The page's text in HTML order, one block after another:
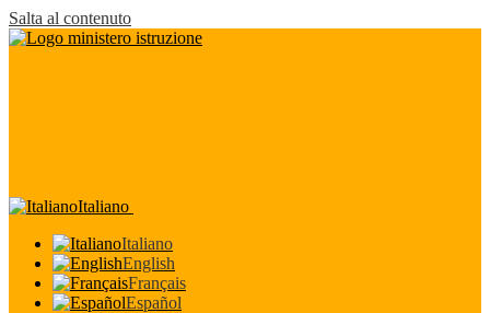
Salta al contenuto
Italiano
Italiano
English
Français
Español